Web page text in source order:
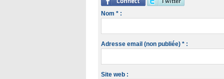
Nom * :
Adresse email (non publiée) * :
Site web :